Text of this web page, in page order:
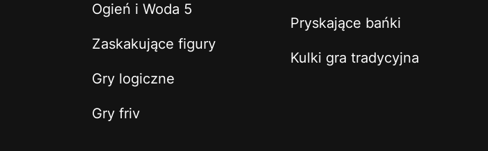
Ogień i Woda 5
Zaskakujące figury
Gry logiczne
Gry friv
Pryskające bańki
Kulki gra tradycyjna